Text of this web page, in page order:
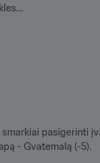
pasigerinti
- Gvatemalą (-5).